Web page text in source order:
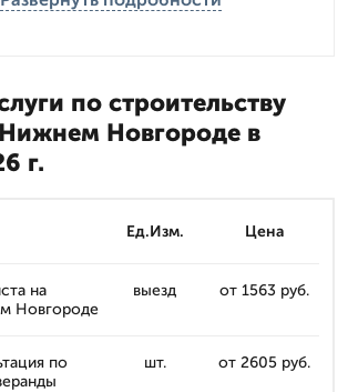
по строительству
Новгороде в
г.
Ед.Изм. Цена
на
Новгороде
выезд от 1563 руб.
по
шт. от 2605 руб.